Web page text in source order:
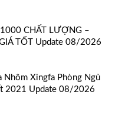
CHẤT LƯỢNG –
TỐT Update 08/2026
Nhôm Xingfa Phòng Ngủ
2021 Update 08/2026